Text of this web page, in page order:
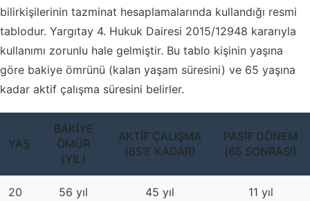
bilirkişilerinin tazminat hesaplamalarında kullandığı resmi
tablodur. Yargıtay 4. Hukuk Dairesi 2015/12948 kararıyla
kullanımı zorunlu hale gelmiştir. Bu tablo kişinin yaşına
göre bakiye ömrünü (kalan yaşam süresini) ve 65 yaşına
kadar aktif çalışma süresini belirler.
YAŞ
BAKIYE
ÖMÜR
(YIL)
AKTIF ÇALIŞMA
(65’E KADAR)
PASIF DÖNEM
(65 SONRASI)
20 56 yıl 45 yıl 11 yıl